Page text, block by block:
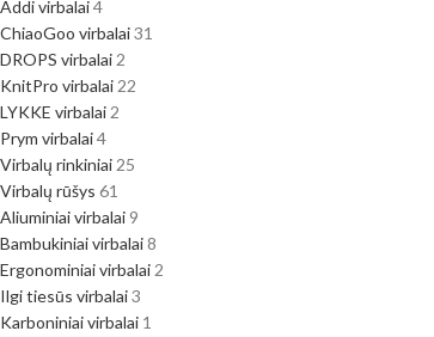
Addi virbalai4
ChiaoGoo virbalai31
DROPS virbalai 2
KnitPro virbalai 22
LYKKE virbalai 2
Prym virbalai4
Virbalų rinkiniai 25
Virbalų rūšys 61
Aliuminiai virbalai 9
Bambukiniai virbalai8
Ergonominiai virbalai 2
Ilgi tiesūs virbalai3
Karboniniai virbalai 1